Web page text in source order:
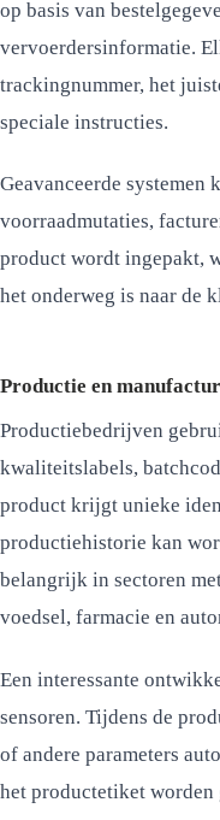
op basis van
vervoerdersinformatie.
trackingnummer, het
speciale instructies.
Geavanceerde systemen
voorraadmutaties,
product wordt ingepakt,
het onderweg is naar de
Productie en
Productiebedrijven
kwaliteitslabels,
product krijgt unieke
productiehistorie kan
belangrijk in sectoren
voedsel, farmacie en
Een interessante
sensoren. Tijdens de
of andere parameters
het productetiket worden